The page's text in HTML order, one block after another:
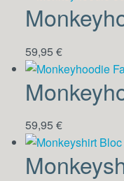
59,95 €
59,95 €